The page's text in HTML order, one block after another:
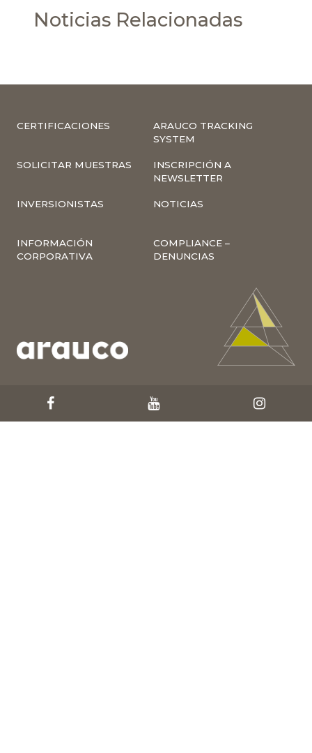
Noticias Relacionadas
CERTIFICACIONES
ARAUCO TRACKING
SYSTEM
SOLICITAR MUESTRAS
INSCRIPCIÓN A
NEWSLETTER
INVERSIONISTAS NOTICIAS
INFORMACIÓN
CORPORATIVA
COMPLIANCE –
DENUNCIAS